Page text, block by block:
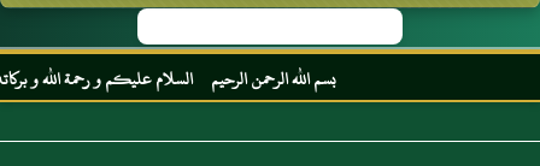
بسم الله الرحمن الرحيم السلام عليكم و رحمة الله و